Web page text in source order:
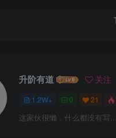
升阶有道 关注
1.2W+ 0 21
这家伙很懒，什么都没有写...